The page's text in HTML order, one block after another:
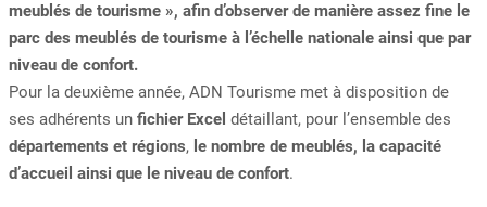
meublés de tourisme », afin d’observer de manière assez fine le
parc des meublés de tourisme à l’échelle nationale ainsi que par
niveau de confort.
Pour la deuxième année, ADN Tourisme met à disposition de
ses adhérents un fichier Excel détaillant, pour l’ensemble des
départements et régions, le nombre de meublés, la capacité
d’accueil ainsi que le niveau de confort.